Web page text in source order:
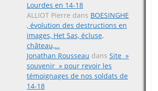
Lourdes en 14-18
ALLIOT Pierre dans BOESINGHE
, évolution des destructions en
images, Het Sas, écluse,
château,…
Jonathan Rousseau dans Site »
souvenir » pour revoir les
témoignages de nos soldats de
14-18